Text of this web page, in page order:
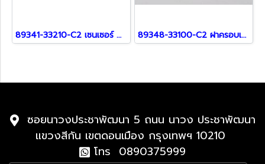
89341-33210-C2 เซนเซอร์ สำหรับ Lexus 89348-33100-C2 ฝาครอบเซ็นเซอร์ สำหรับ Lexus
ซอยนาวงประชาพัฒนา 5 ถนน นาวง ประชาพัฒนา
แขวงสีกัน เขตดอนเมือง กรุงเทพฯ 10210
โทร 0890375999